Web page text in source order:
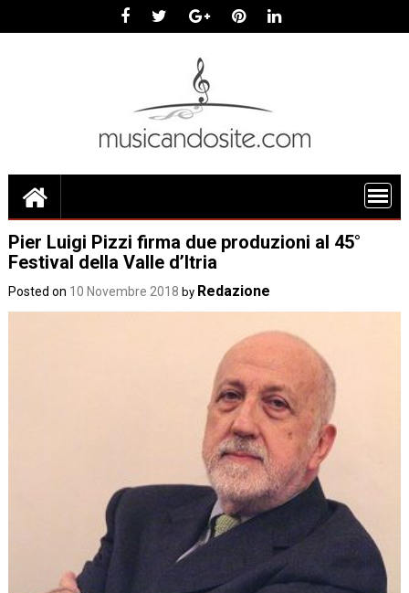
Pier Luigi Pizzi firma due produzioni al 45°
Festival della Valle d’Itria
Posted on 10 Novembre 2018 by Redazione